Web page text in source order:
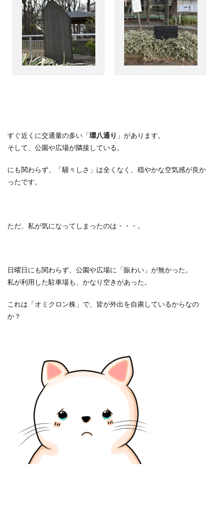
すぐ近くに交通量の多い「環八通り 」があります。
そして、公園や広場が隣接している。
にも関わらず、「騒々しさ」は全くなく、穏やかな空気感が良か
ったです。
ただ、私が気になってしまったのは・・・。
日曜日にも関わらず、公園や広場に「賑わい」が無かった。
私が利用した駐車場も、かなり空きがあった。
これは「オミクロン株」で、皆が外出を自粛しているからなの
か？